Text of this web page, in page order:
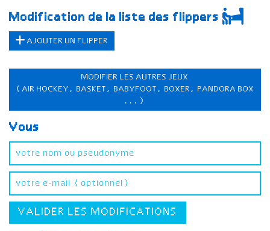
Modification de la liste des flippers
AJOUTER UN FLIPPER
MODIFIER LES AUTRES JEUX
(AIR HOCKEY, BASKET, BABYFOOT, BOXER, PANDORA BOX
...)
Vous
VALIDER LES MODIFICATIONS